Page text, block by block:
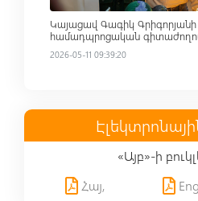
Կայացավ Գագիկ
համադպրոցական
2026-05-11 09:39:20
«Այբ»-ի
Հայ,